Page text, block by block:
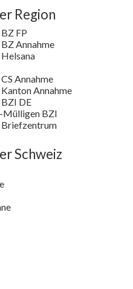
Region
FP
Annahme
Annahme
Annahme
DE
Mülligen BZI
Briefzentrum
Schweiz